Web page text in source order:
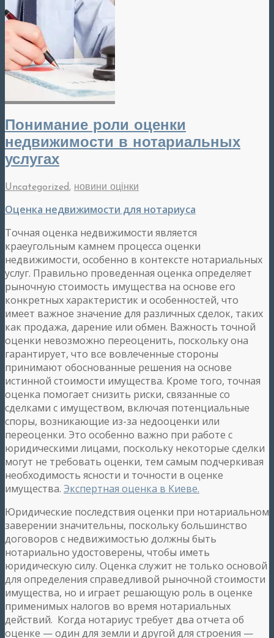
Понимание роли оценки
недвижимости в нотариальных
услугах
Uncategorized, новини оцінки
Оценка недвижимости для нотариуса
Точная оценка недвижимости является
краеугольным камнем процесса оценки
недвижимости, особенно в контексте нотариальных
услуг. Правильно проведенная оценка определяет
рыночную стоимость имущества на основе его
конкретных характеристик и особенностей, что
имеет важное значение для различных сделок, таких
как продажа, дарение или обмен. Важность точной
оценки невозможно переоценить, поскольку она
гарантирует, что все вовлеченные стороны
принимают обоснованные решения на основе
истинной стоимости имущества. Кроме того, точная
оценка помогает снизить риски, связанные со
сделками с имуществом, включая потенциальные
споры, возникающие из-за недооценки или
переоценки. Это особенно важно при работе с
юридическими лицами, поскольку некоторые сделки
могут не требовать оценки, тем самым подчеркивая
необходимость ясности и точности в оценке
имущества. Экспертная оценка в Киеве.
Юридические последствия оценки при нотариальном
заверении значительны, поскольку большинство
договоров с недвижимостью должны быть
нотариально удостоверены, чтобы иметь
юридическую силу. Оценка служит не только основой
для определения справедливой рыночной стоимости
имущества, но и играет решающую роль в оценке
применимых налогов во время нотариальных
действий. Когда нотариус требует два отчета об
оценке — один для земли и другой для строения —